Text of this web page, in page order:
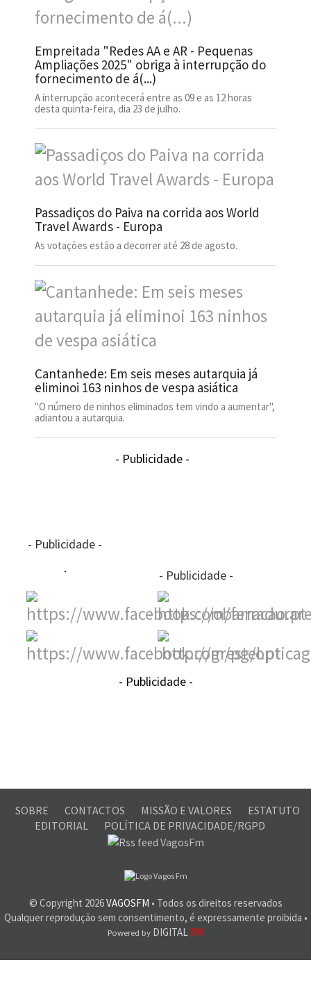
Empreitada "Redes AA e AR - Pequenas
Ampliações 2025" obriga à interrupção do
fornecimento de á(...)
A interrupção acontecerá entre as 09 e as 12 horas
desta quinta-feira, dia 23 de julho.
Passadiços do Paiva na corrida aos World
Travel Awards - Europa
As votações estão a decorrer até 28 de agosto.
Cantanhede: Em seis meses autarquia já
eliminoi 163 ninhos de vespa asiática
"O número de ninhos eliminados tem vindo a aumentar",
adiantou a autarquia.
- Publicidade -
- Publicidade -
- Publicidade -
- Publicidade -
SOBRE CONTACTOS MISSÃO E VALORES
ESTATUTO
EDITORIAL
POLÍTICA DE PRIVACIDADE/RGPD
© Copyright 2026VAGOSFM • Todos os direitos reservados
Qualquer reprodução sem consentimento, é expressamente proibida •
Powered byDIGITAL RM